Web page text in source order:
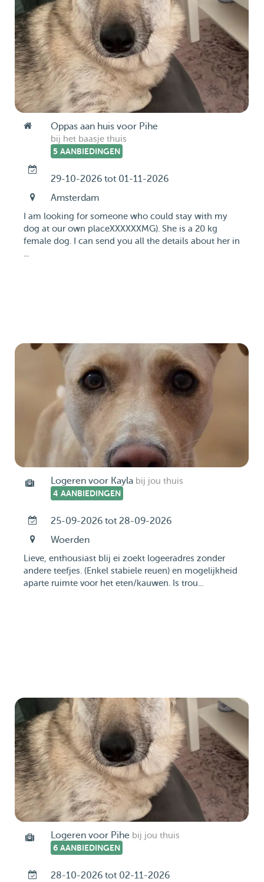
Oppas aan huis voor Pihe
bij het baasje thuis
5 AANBIEDINGEN
29-10-2026 tot 01-11-2026
Amsterdam
I am looking for someone who could stay with my
dog at our own placeXXXXXXMG). She is a 20 kg
female dog. I can send you all the details about her in
...
Logeren voor Kayla bij jou thuis
4 AANBIEDINGEN
25-09-2026 tot 28-09-2026
Woerden
Lieve, enthousiast blij ei zoekt logeeradres zonder
andere teefjes. (Enkel stabiele reuen) en mogelijkheid
aparte ruimte voor het eten/kauwen. Is trou...
Logeren voor Pihe bij jou thuis
6 AANBIEDINGEN
28-10-2026 tot 02-11-2026